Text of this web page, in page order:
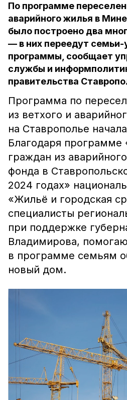
По программе
аварийного жилья в
было построено два
— в них переедут семьи-
программы, сообщает
службы и
правительства
Программа по
из ветхого и
на Ставрополье
Благодаря программе
граждан из
фонда в
2024 годах»
«Жильё и городская
специалисты
при поддержке
Владимирова,
в программе семьям
новый дом.